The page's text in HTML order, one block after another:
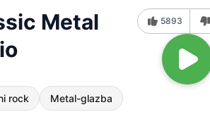
Metal
rock Metal-glazba
5893